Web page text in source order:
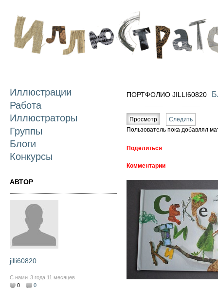
Иллюстрации
Работа
Иллюстраторы
Группы
Блоги
Конкурсы
АВТОР
jilli60820
С нами 3 года 11 месяцев
0
0
ПОРТФОЛИО JILLI60820
Главные вкладки
Просмотр (активная вкладка)
Следить
Пользователь пока добавлял
Поделиться
Комментарии